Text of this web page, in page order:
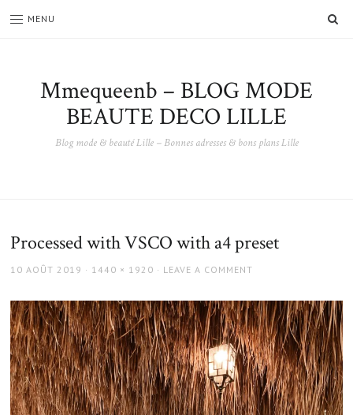
MENU
Mmequeenb – BLOG MODE
BEAUTE DECO LILLE
Blog mode & beauté Lille – Bonnes adresses & bons plans Lille
Processed with VSCO with a4 preset
POSTED
10 AOÛT 2019
FULL
1440 × 1920 LEAVE A COMMENT